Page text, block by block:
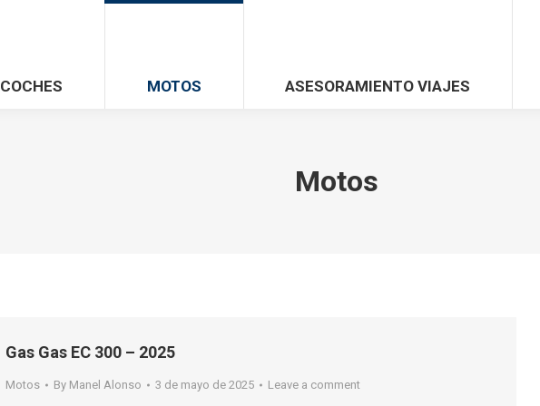
COCHES MOTOS ASESORAMIENTO VIAJES
Motos
Gas Gas EC 300 – 2025
Motos By Manel Alonso 3 de mayo de 2025 Leave a comment